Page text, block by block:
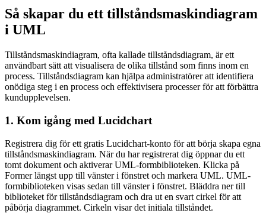
Så skapar du ett tillståndsmaskindiagram
i UML
Tillståndsmaskindiagram, ofta kallade tillståndsdiagram, är ett
användbart sätt att visualisera de olika tillstånd som finns inom en
process. Tillståndsdiagram kan hjälpa administratörer att identifiera
onödiga steg i en process och effektivisera processer för att förbättra
kundupplevelsen.
1. Kom igång med Lucidchart
Registrera dig för ett gratis Lucidchart-konto för att börja skapa egna
tillståndsmaskindiagram. När du har registrerat dig öppnar du ett
tomt dokument och aktiverar UML-formbiblioteken. Klicka på
Former längst upp till vänster i fönstret och markera UML. UML-
formbiblioteken visas sedan till vänster i fönstret. Bläddra ner till
biblioteket för tillståndsdiagram och dra ut en svart cirkel för att
påbörja diagrammet. Cirkeln visar det initiala tillståndet.